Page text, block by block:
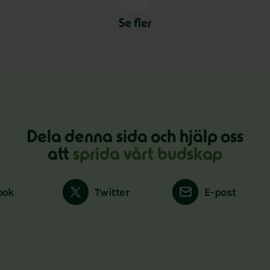
Se fler
Dela denna sida och hjälp oss
att sprida vårt budskap
Twitter E-post